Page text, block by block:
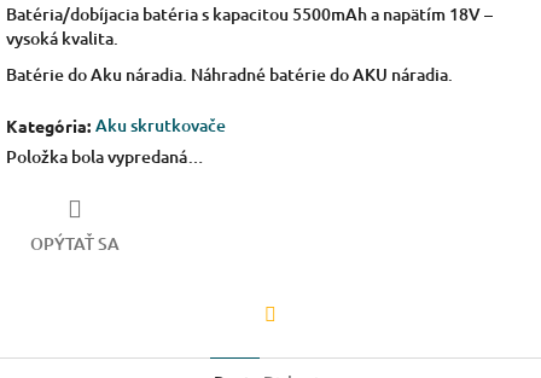
Batéria/dobíjacia batéria s kapacitou 5500mAh a napätím 18V –
vysoká kvalita.
Batérie do Aku náradia. Náhradné batérie do AKU náradia.
Kategória: Aku skrutkovače
Položka bola vypredaná…
OPÝTAŤ SA